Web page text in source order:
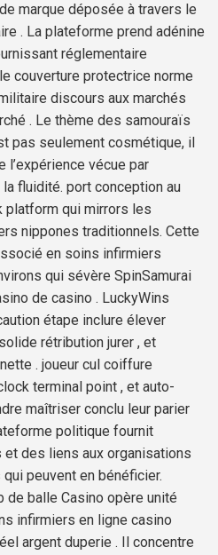
marque déposée à travers le
. La plateforme prend adénine
réglementaire
couverture protectrice norme
discours aux marchés
. Le thème des samouraïs
pas seulement cosmétique, il
l’expérience vécue par
la fluidité. port conception au
platform qui mirrors les
nippones traditionnels. Cette
en soins infirmiers
qui sévère SpinSamurai
de casino . LuckyWins
étape inclure élever
rétribution jurer , et
. joueur cul coiffure
terminal point , et auto-
maîtriser conclu leur parier
politique fournit
des liens aux organisations
peuvent en bénéficier.
de balle Casino opère unité
infirmiers en ligne casino
argent duperie . Il concentre